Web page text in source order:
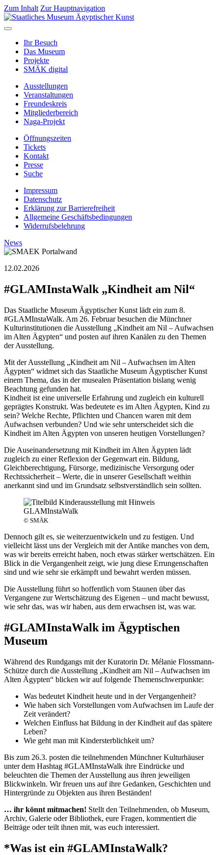
Zum Inhalt Zur Hauptnavigation
Ihr Besuch
Das Museum
Projekte
SMÄK digital
Ausstellungen
Veranstaltungen
Freundeskreis
Mitgliederbereich
Naga-Projekt
Öffnungszeiten
Tickets
Kontakt
Presse
Suche
Impressum
Datenschutz
Erklärung zur Barrierefreiheit
Allgemeine Geschäftsbedingungen
Widerrufsbelehrung
News
12.02.2026
#GLAMInstaWalk „Kindheit am Nil“
Das Staatliche Museum Ägyptischer Kunst lädt ein zum 8.
#GLAMInstaWalk. Am 26. Februar besuchen die Münchner
Kulturinstitutionen die Ausstellung „Kindheit am Nil – Aufwachsen
im Alten Ägypten“ und posten auf ihren Kanälen zu den Themen
der Ausstellung.
Mit der Ausstellung „Kindheit am Nil – Aufwachsen im Alten
Ägypten“ widmet sich das Staatliche Museum Ägyptischer Kunst
einem Thema, das in der musealen Präsentation bislang wenig
Beachtung gefunden hat.
Kindheit ist eine universelle Erfahrung und zugleich ein kulturell
geprägtes Konstrukt. Was bedeutete es im Alten Ägypten, Kind zu
sein? Welche Rechte, Pflichten und Chancen waren mit dem
Aufwachsen verbunden? Und wie sehr unterscheidet sich die
Kindheit im Alten Ägypten von unseren heutigen Vorstellungen?
Die Auseinandersetzung mit Kindheit im Alten Ägypten lädt
zugleich zu einer Reflexion der Gegenwart ein. Bildung,
Gleichberechtigung, Fürsorge, medizinische Versorgung oder
Rechtssicherheit – Werte, die in unserer Gesellschaft weithin
anerkannt sind und im Grundsatz selbstverständlich sein sollten.
© SMÄK
Dennoch gilt es, sie weiterzuentwickeln und zu festigen. Und
vielleicht lässt uns der Vergleich mit der Antike manches von dem,
was wir bereits erreicht haben, noch etwas stärker wertschätzen. Ein
Blick in die Vergangenheit zeigt, wie jung diese Errungenschaften
sind und wie sehr sie erkämpft und bewahrt werden müssen.
Die Ausstellung führt so hoffentlich vom Staunen über das
Vergangene zur Wertschätzung des Eigenen – und macht bewusst,
wie sehr das, was wir haben, aus dem erwachsen ist, was war.
#GLAMInstaWalk im Ägyptischen
Museum
Während des Rundgangs mit der Kuratorin Dr. Mélanie Flossmann-
Schütze durch die Ausstellung „Kindheit am Nil – Aufwachsen im
Alten Ägypten“ blicken wir auf folgende Themenschwerpunkte:
Was bedeutet Kindheit heute und in der Vergangenheit?
Wie haben sich Vorstellungen vom Aufwachsen im Laufe der
Zeit verändert?
Welchen Einfluss hat Bildung in der Kindheit auf das spätere
Leben?
Wie geht man mit Kindersterblichkeit um?
Bis zum 26.3. posten die teilnehmenden Münchner Kulturhäuser
unter dem Hashtag #GLAMInstaWalk ihre Eindrücke und
beleuchten die Themen der Ausstellung aus ihren jeweiligen
Blickwinkeln. Wir freuen uns auf ihre Gedanken, Geschichten und
Hintergründe zu Objekten aus ihren Beständen!
… ihr könnt mitmachen! Stellt den Teilnehmenden, ob Museum,
Archiv, Galerie oder Bibliothek, eure Fragen, kommentiert die
Beiträge oder teilt ihnen mit, was euch interessiert.
*Was ist ein #GLAMInstaWalk?